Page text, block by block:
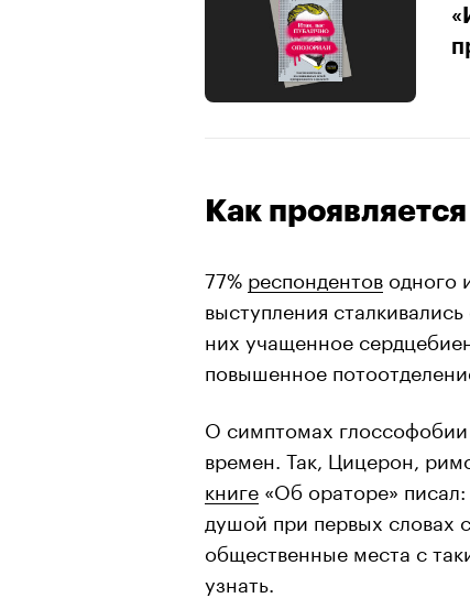
Как
77% респондентов одного
выступления
них учащенное
повышенное
О симптомах
времен. Так, Цицерон,
книге «Об ораторе»
душой при первых словах
общественные места с
узнать.